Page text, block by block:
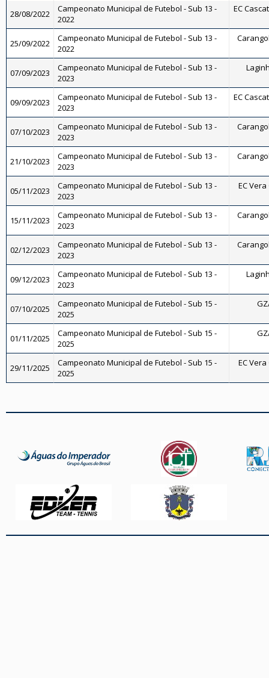
28/08/2022
Campeonato Municipal de Futebol - Sub 13 -
2022
EC
25/09/2022
Campeonato Municipal de Futebol - Sub 13 -
2022
07/09/2023
Campeonato Municipal de Futebol - Sub 13 -
2023
09/09/2023
Campeonato Municipal de Futebol - Sub 13 -
2023
EC
07/10/2023
Campeonato Municipal de Futebol - Sub 13 -
2023
21/10/2023
Campeonato Municipal de Futebol - Sub 13 -
2023
05/11/2023
Campeonato Municipal de Futebol - Sub 13 -
2023
EC
15/11/2023
Campeonato Municipal de Futebol - Sub 13 -
2023
02/12/2023
Campeonato Municipal de Futebol - Sub 13 -
2023
09/12/2023
Campeonato Municipal de Futebol - Sub 13 -
2023
07/10/2025
Campeonato Municipal de Futebol - Sub 15 -
2025
01/11/2025
Campeonato Municipal de Futebol - Sub 15 -
2025
29/11/2025
Campeonato Municipal de Futebol - Sub 15 -
2025
EC